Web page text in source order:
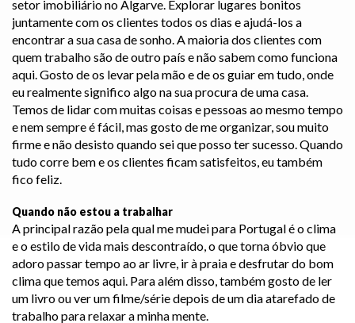
setor imobiliário no Algarve. Explorar lugares bonitos
juntamente com os clientes todos os dias e ajudá-los a
encontrar a sua casa de sonho. A maioria dos clientes com
quem trabalho são de outro país e não sabem como funciona
aqui. Gosto de os levar pela mão e de os guiar em tudo, onde
eu realmente significo algo na sua procura de uma casa.
Temos de lidar com muitas coisas e pessoas ao mesmo tempo
e nem sempre é fácil, mas gosto de me organizar, sou muito
firme e não desisto quando sei que posso ter sucesso. Quando
tudo corre bem e os clientes ficam satisfeitos, eu também
fico feliz.
Quando não estou a trabalhar
A principal razão pela qual me mudei para Portugal é o clima
e o estilo de vida mais descontraído, o que torna óbvio que
adoro passar tempo ao ar livre, ir à praia e desfrutar do bom
clima que temos aqui. Para além disso, também gosto de ler
um livro ou ver um filme/série depois de um dia atarefado de
trabalho para relaxar a minha mente.